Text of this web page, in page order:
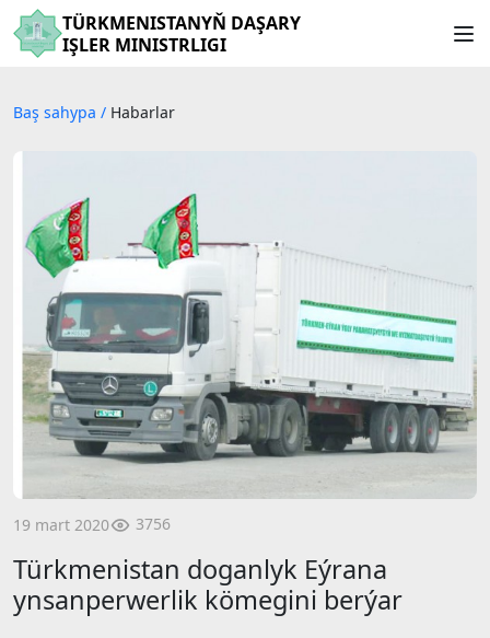
TÜRKMENISTANYŇ DAŞARY
IŞLER MINISTRLIGI
Baş sahypa / Habarlar
19 mart 2020 3756
Türkmenistan doganlyk Eýrana
ynsanperwerlik kömegini berýar